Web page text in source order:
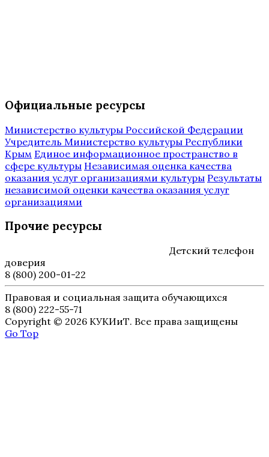
Официальные ресурсы
Министерство культуры Российской Федерации
Учредитель Министерство культуры Республики
Крым Единое информационное пространство в
сфере культуры Независимая оценка качества
оказания услуг организациями культуры Результаты
независимой оценки качества оказания услуг
организациями
Прочие ресурсы
Детский телефон
доверия
8 (800) 200-01-22
Правовая и социальная защита обучающихся
8 (800) 222-55-71
Copyright © 2026 КУКИиТ. Все права защищены
Go Top